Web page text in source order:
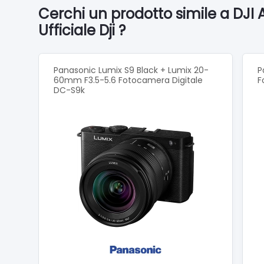
Viti
DJI
Cavo
Cavo
DJI
Cerchi un prodotto simile a DJI
Ufficiale Dji ?
Panasonic Lumix S9 Black + Lumix 20-
60mm F3.5-5.6 Fotocamera Digitale
DC-S9k